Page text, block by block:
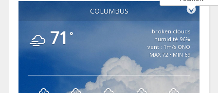
COLUMBUS
71 °
broken clouds
96% humidité
vent : 1m/s ONO
MAX 72 • MIN 69